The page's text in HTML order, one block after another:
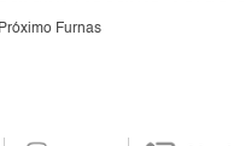
Próximo Furnas